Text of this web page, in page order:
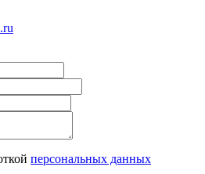
персональных данных